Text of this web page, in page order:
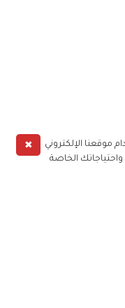
✖
الإلكتروني
الخاصة